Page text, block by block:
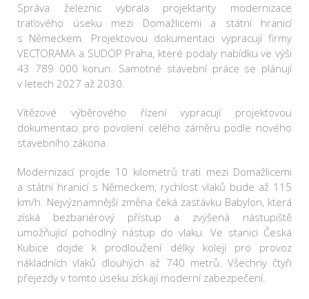
Správa železnic vybrala projektanty modernizace
traťového úseku mezi Domažlicemi a státní hranicí
s Německem. Projektovou dokumentaci vypracují firmy
VECTORAMA a SUDOP Praha, které podaly nabídku ve výši
43 789 000 korun. Samotné stavební práce se plánují
v letech 2027 až 2030.
Vítězové výběrového řízení vypracují projektovou
dokumentaci pro povolení celého záměru podle nového
stavebního zákona.
Modernizací projde 10 kilometrů trati mezi Domažlicemi
a státní hranicí s Německem, rychlost vlaků bude až 115
km/h. Nejvýznamnější změna čeká zastávku Babylon, která
získá bezbariérový přístup a zvýšená nástupiště
umožňující pohodlný nástup do vlaku. Ve stanici Česká
Kubice dojde k prodloužení délky kolejí pro provoz
nákladních vlaků dlouhých až 740 metrů. Všechny čtyři
přejezdy v tomto úseku získají moderní zabezpečení.